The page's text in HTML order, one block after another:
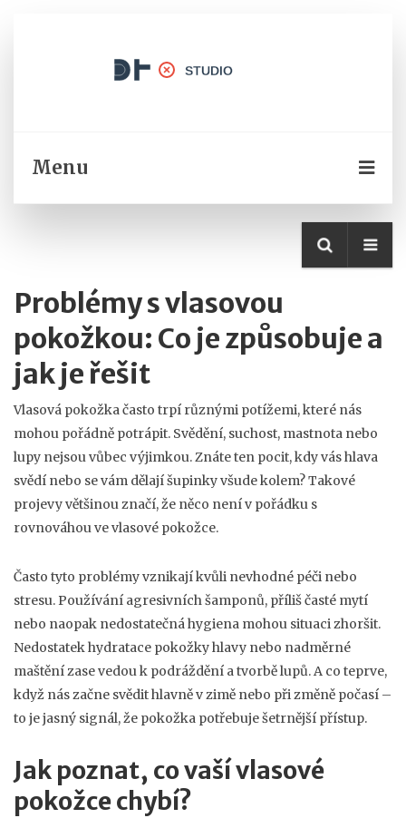
Menu
Problémy s vlasovou
pokožkou: Co je způsobuje a
jak je řešit
Vlasová pokožka často trpí různými potížemi, které nás
mohou pořádně potrápit. Svědění, suchost, mastnota nebo
lupy nejsou vůbec výjimkou. Znáte ten pocit, kdy vás hlava
svědí nebo se vám dělají šupinky všude kolem? Takové
projevy většinou značí, že něco není v pořádku s
rovnováhou ve vlasové pokožce.
Často tyto problémy vznikají kvůli nevhodné péči nebo
stresu. Používání agresivních šamponů, příliš časté mytí
nebo naopak nedostatečná hygiena mohou situaci zhoršit.
Nedostatek hydratace pokožky hlavy nebo nadměrné
maštění zase vedou k podráždění a tvorbě lupů. A co teprve,
když nás začne svědit hlavně v zimě nebo při změně počasí –
to je jasný signál, že pokožka potřebuje šetrnější přístup.
Jak poznat, co vaší vlasové
pokožce chybí?